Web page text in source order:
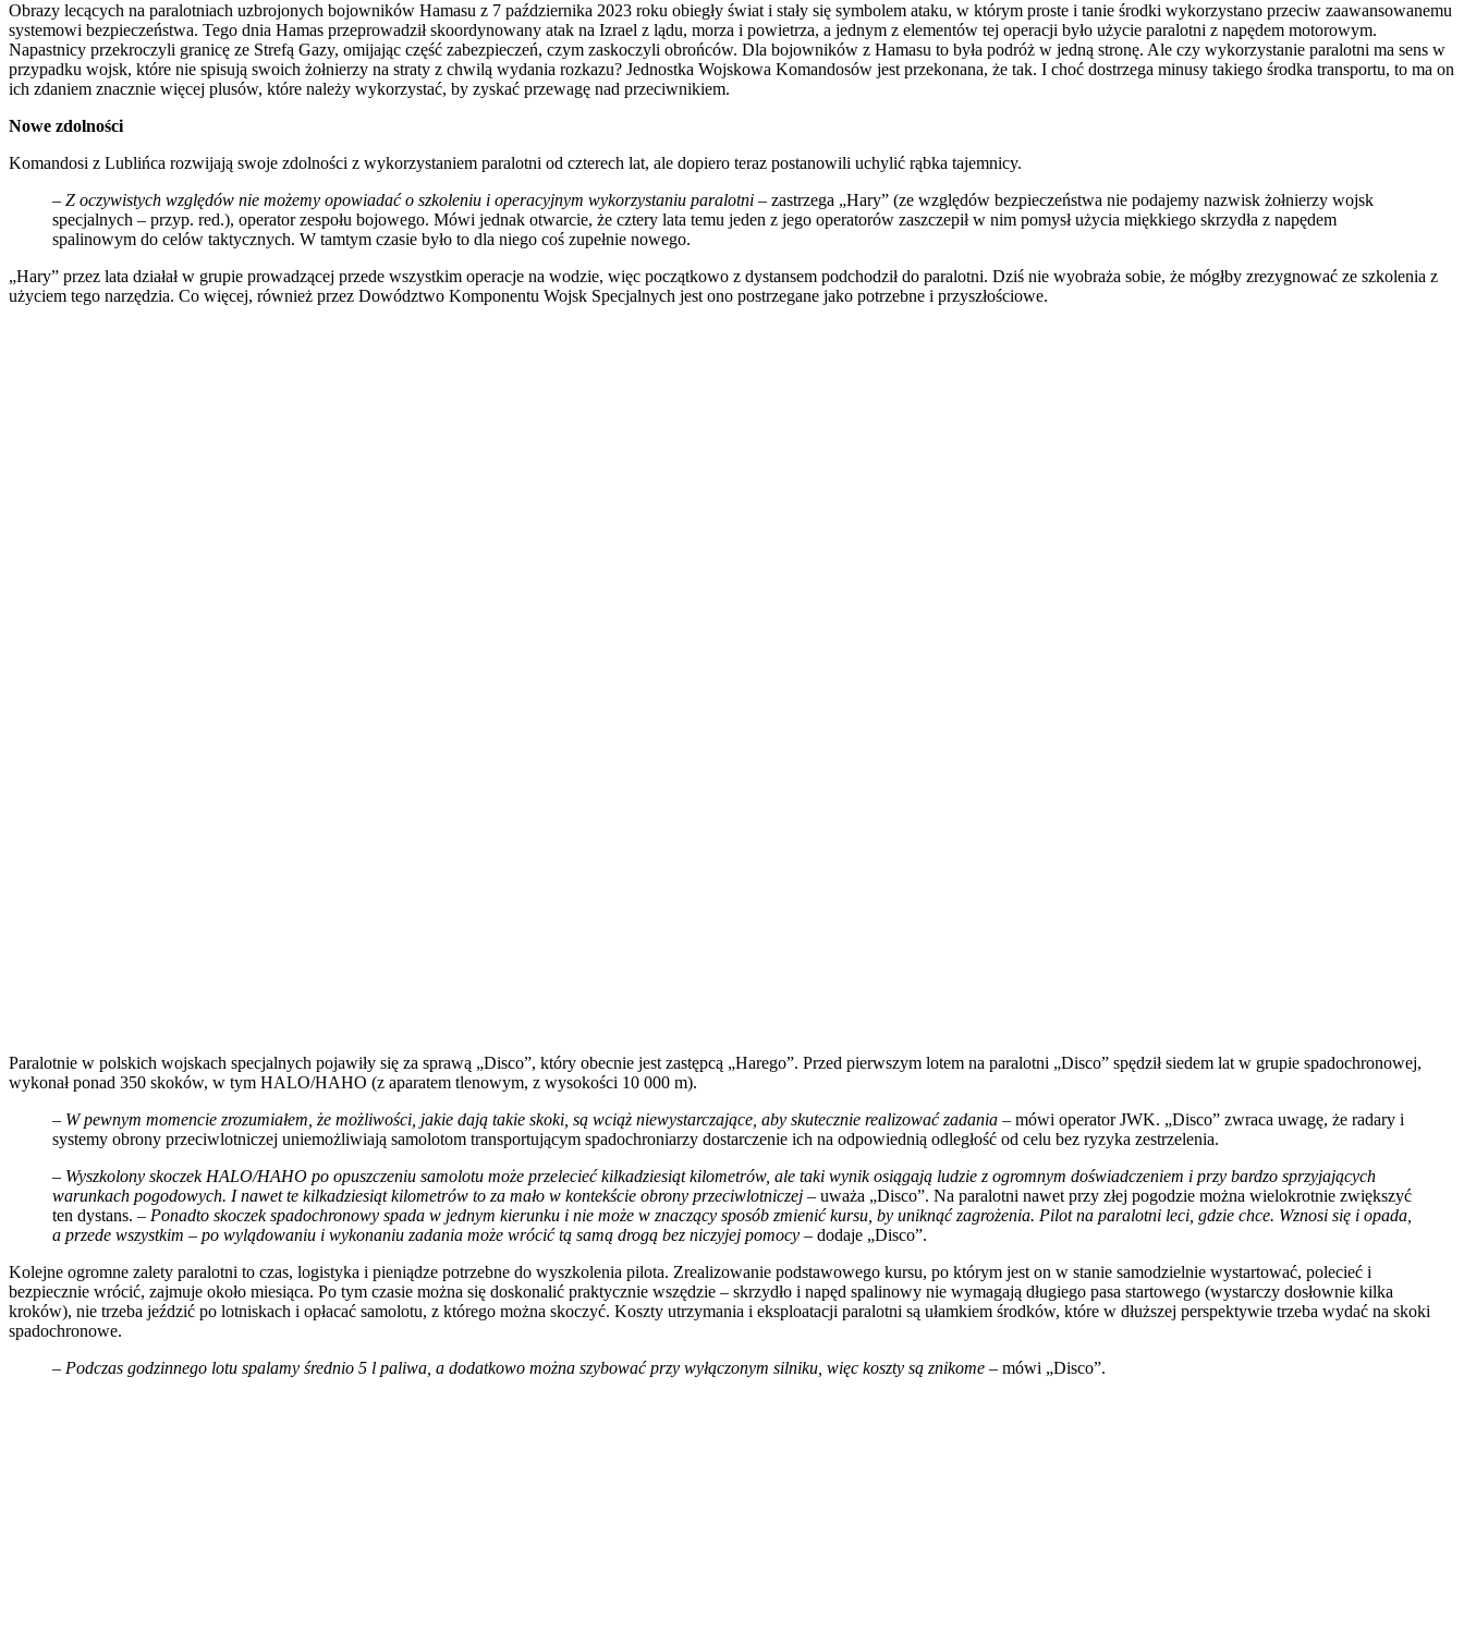
Obrazy lecących na paralotniach uzbrojonych bojowników Hamasu z 7 października 2023 roku obiegły świat i stały się symbolem ataku, w którym proste i tanie środki wykorzystano przeciw zaawansowanemu
systemowi bezpieczeństwa. Tego dnia Hamas przeprowadził skoordynowany atak na Izrael z lądu, morza i powietrza, a jednym z elementów tej operacji było użycie paralotni z napędem motorowym.
Napastnicy przekroczyli granicę ze Strefą Gazy, omijając część zabezpieczeń, czym zaskoczyli obrońców. Dla bojowników z Hamasu to była podróż w jedną stronę. Ale czy wykorzystanie paralotni ma sens w
przypadku wojsk, które nie spisują swoich żołnierzy na straty z chwilą wydania rozkazu? Jednostka Wojskowa Komandosów jest przekonana, że tak. I choć dostrzega minusy takiego środka transportu, to ma on
ich zdaniem znacznie więcej plusów, które należy wykorzystać, by zyskać przewagę nad przeciwnikiem.
Nowe zdolności
Komandosi z Lublińca rozwijają swoje zdolności z wykorzystaniem paralotni od czterech lat, ale dopiero teraz postanowili uchylić rąbka tajemnicy.
– Z oczywistych względów nie możemy opowiadać o szkoleniu i operacyjnym wykorzystaniu paralotni – zastrzega „Hary” (ze względów bezpieczeństwa nie podajemy nazwisk żołnierzy wojsk
specjalnych – przyp. red.), operator zespołu bojowego. Mówi jednak otwarcie, że cztery lata temu jeden z jego operatorów zaszczepił w nim pomysł użycia miękkiego skrzydła z napędem
spalinowym do celów taktycznych. W tamtym czasie było to dla niego coś zupełnie nowego.
„Hary” przez lata działał w grupie prowadzącej przede wszystkim operacje na wodzie, więc początkowo z dystansem podchodził do paralotni. Dziś nie wyobraża sobie, że mógłby zrezygnować ze szkolenia z
użyciem tego narzędzia. Co więcej, również przez Dowództwo Komponentu Wojsk Specjalnych jest ono postrzegane jako potrzebne i przyszłościowe.
Paralotnie w polskich wojskach specjalnych pojawiły się za sprawą „Disco”, który obecnie jest zastępcą „Harego”. Przed pierwszym lotem na paralotni „Disco” spędził siedem lat w grupie spadochronowej,
wykonał ponad 350 skoków, w tym HALO/HAHO (z aparatem tlenowym, z wysokości 10 000 m).
– W pewnym momencie zrozumiałem, że możliwości, jakie dają takie skoki, są wciąż niewystarczające, aby skutecznie realizować zadania – mówi operator JWK. „Disco” zwraca uwagę, że radary i
systemy obrony przeciwlotniczej uniemożliwiają samolotom transportującym spadochroniarzy dostarczenie ich na odpowiednią odległość od celu bez ryzyka zestrzelenia.
– Wyszkolony skoczek HALO/HAHO po opuszczeniu samolotu może przelecieć kilkadziesiąt kilometrów, ale taki wynik osiągają ludzie z ogromnym doświadczeniem i przy bardzo sprzyjających
warunkach pogodowych. I nawet te kilkadziesiąt kilometrów to za mało w kontekście obrony przeciwlotniczej – uważa „Disco”. Na paralotni nawet przy złej pogodzie można wielokrotnie zwiększyć
ten dystans. – Ponadto skoczek spadochronowy spada w jednym kierunku i nie może w znaczący sposób zmienić kursu, by uniknąć zagrożenia. Pilot na paralotni leci, gdzie chce. Wznosi się i opada,
a przede wszystkim – po wylądowaniu i wykonaniu zadania może wrócić tą samą drogą bez niczyjej pomocy – dodaje „Disco”.
Kolejne ogromne zalety paralotni to czas, logistyka i pieniądze potrzebne do wyszkolenia pilota. Zrealizowanie podstawowego kursu, po którym jest on w stanie samodzielnie wystartować, polecieć i
bezpiecznie wrócić, zajmuje około miesiąca. Po tym czasie można się doskonalić praktycznie wszędzie – skrzydło i napęd spalinowy nie wymagają długiego pasa startowego (wystarczy dosłownie kilka
kroków), nie trzeba jeździć po lotniskach i opłacać samolotu, z którego można skoczyć. Koszty utrzymania i eksploatacji paralotni są ułamkiem środków, które w dłuższej perspektywie trzeba wydać na skoki
spadochronowe.
– Podczas godzinnego lotu spalamy średnio 5 l paliwa, a dodatkowo można szybować przy wyłączonym silniku, więc koszty są znikome – mówi „Disco”.